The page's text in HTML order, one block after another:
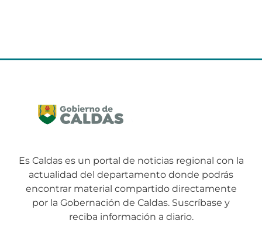
Es Caldas es un portal de noticias regional con la
actualidad del departamento donde podrás
encontrar material compartido directamente
por la Gobernación de Caldas. Suscríbase y
reciba información a diario.